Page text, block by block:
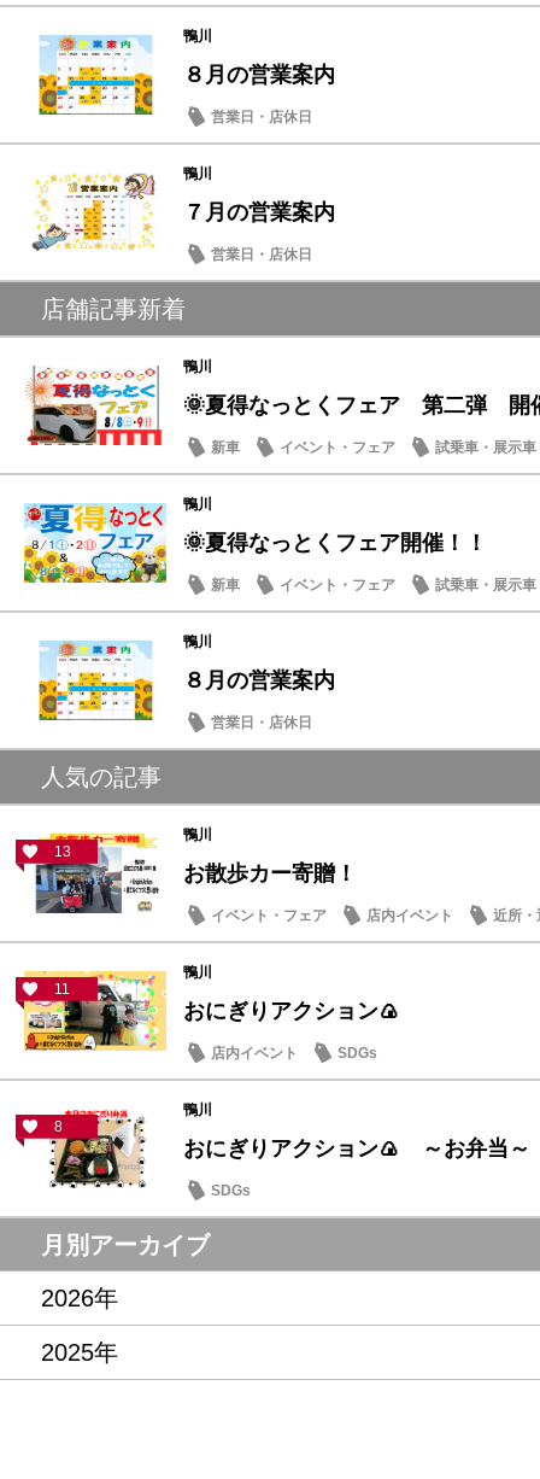
営業日・店休日
鴨川
８月の営業案内
営業日・店休日
鴨川
７月の営業案内
営業日・店休日
店舗記事新着
鴨川
🌞夏得なっとくフェア 第二弾 開
新車 イベント・フェア
試乗車・展示車
営業日・店休日
鴨川
🌞夏得なっとくフェア開催！！
新車 イベント・フェア 試乗車・展示車
鴨川
８月の営業案内
営業日・店休日
人気の記事
13
鴨川
お散歩カー寄贈！
イベント・フェア 店内イベント 近所・
11
鴨川
おにぎりアクション🍙
店内イベント SDGs
8
鴨川
おにぎりアクション🍙 ～お弁当～
SDGs
月別アーカイブ
2026年
2025年